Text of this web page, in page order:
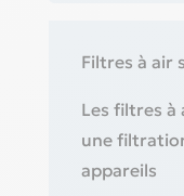
Filtres à air
Les filtres à
une
appareils